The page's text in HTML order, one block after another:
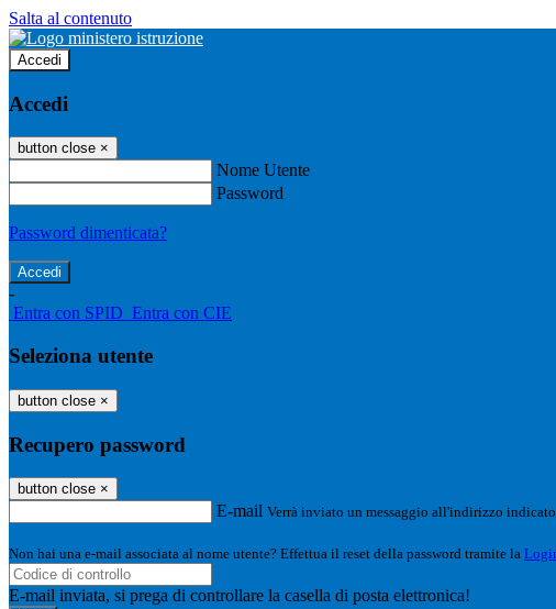
Salta al contenuto
Accedi
Accedi
button close ×
Nome Utente
Password
Password dimenticata?
-
Entra con SPID Entra con CIE
Seleziona utente
button close ×
Recupero password
button close ×
E-mail Verrà inviato un messaggio all'indirizzo
Non hai una e-mail associata al nome utente? Effettua il reset della password tramite la
E-mail inviata, si prega di controllare la casella di posta elettronica!